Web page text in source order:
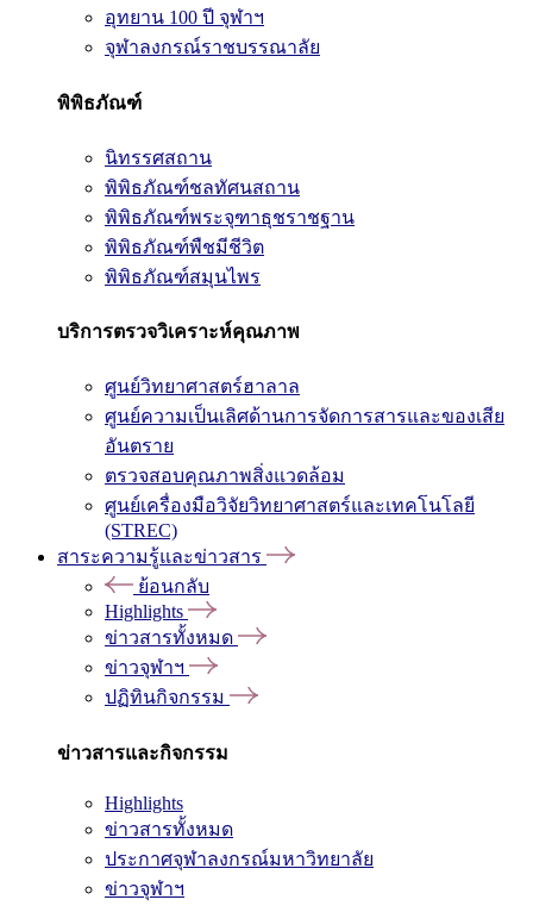
อุทยาน 100 ปี จุฬาฯ
จุฬาลงกรณ์ราชบรรณาลัย
พิพิธภัณฑ์
นิทรรศสถาน
พิพิธภัณฑ์ชลทัศนสถาน
พิพิธภัณฑ์พระจุฑาธุชราชฐาน
พิพิธภัณฑ์พืชมีชีวิต
พิพิธภัณฑ์สมุนไพร
บริการตรวจวิเคราะห์คุณภาพ
ศูนย์วิทยาศาสตร์ฮาลาล
ศูนย์ความเป็นเลิศด้านการจัดการสารและของเสีย
อันตราย
ตรวจสอบคุณภาพสิ่งแวดล้อม
ศูนย์เครื่องมือวิจัยวิทยาศาสตร์และเทคโนโลยี
(STREC)
สาระความรู้และข่าวสาร
ย้อนกลับ
Highlights
ข่าวสารทั้งหมด
ข่าวจุฬาฯ
ปฏิทินกิจกรรม
ข่าวสารและกิจกรรม
Highlights
ข่าวสารทั้งหมด
ประกาศจุฬาลงกรณ์มหาวิทยาลัย
ข่าวจุฬาฯ